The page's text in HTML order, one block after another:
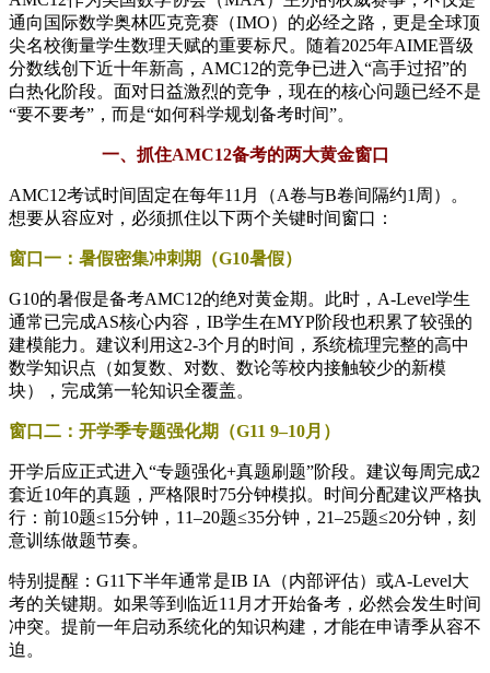
通向国际数学奥林匹克竞赛（IMO）的必经之路，更是全球顶
尖名校衡量学生数理天赋的重要标尺。随着2025年AIME晋级
分数线创下近十年新高，AMC12的竞争已进入“高手过招”的
白热化阶段。面对日益激烈的竞争，现在的核心问题已经不是
“要不要考”，而是“如何科学规划备考时间”。
一、抓住AMC12备考的两大黄金窗口
AMC12考试时间固定在每年11月（A卷与B卷间隔约1周）。
想要从容应对，必须抓住以下两个关键时间窗口：
窗口一：暑假密集冲刺期（G10暑假）
G10的暑假是备考AMC12的绝对黄金期。此时，A-Level学生
通常已完成AS核心内容，IB学生在MYP阶段也积累了较强的
建模能力。建议利用这2-3个月的时间，系统梳理完整的高中
数学知识点（如复数、对数、数论等校内接触较少的新模
块），完成第一轮知识全覆盖。
窗口二：开学季专题强化期（G11 9–10月）
开学后应正式进入“专题强化+真题刷题”阶段。建议每周完成2
套近10年的真题，严格限时75分钟模拟。时间分配建议严格执
行：前10题≤15分钟，11–20题≤35分钟，21–25题≤20分钟，刻
意训练做题节奏。
️特别提醒：G11下半年通常是IB IA（内部评估）或A-Level大
考的关键期。如果等到临近11月才开始备考，必然会发生时间
冲突。提前一年启动系统化的知识构建，才能在申请季从容不
迫。